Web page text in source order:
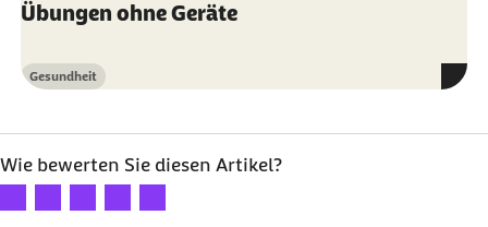
Übungen ohne Geräte
Kategorie
Gesundheit
Wie bewerten Sie diesen Artikel?
Ihre Bewertung: 1 Stern
Ihre Bewertung: 2 Sterne
Ihre Bewertung: 3 Sterne
Ihre Bewertung: 4 Sterne
Ihre Bewertung: 5 Sterne